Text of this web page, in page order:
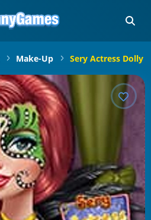
Make-Up Sery Actress Dolly